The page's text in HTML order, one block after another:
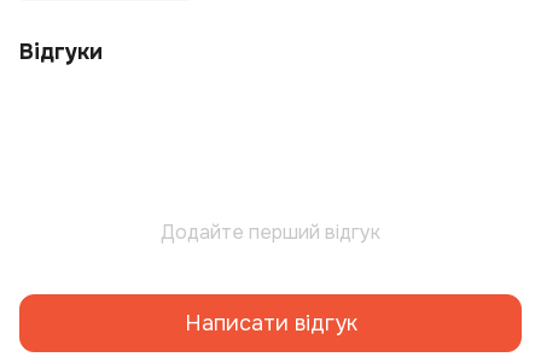
Відгуки
Додайте перший відгук
Написати відгук